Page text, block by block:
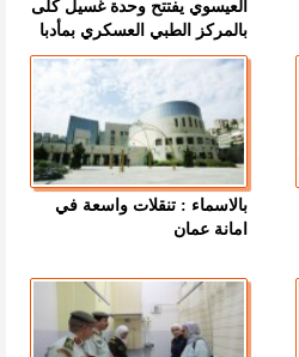
العيسوي يفتتح وحدة غسيل كلى
بالمركز الطبي العسكري بمأدبا
بالاسماء : تنقلات واسعة في
امانة عمان